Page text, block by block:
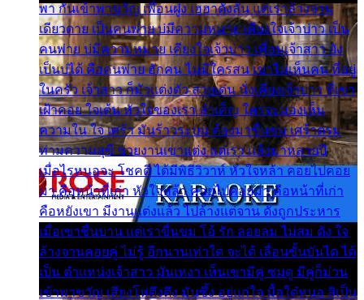
พา กันเข้าพาขวัญ เพื่อนฝูง เฮฮาดังลั่น แต่เราล้างจาน
เดียวดาย เป็นคนพ่าย บ่มีความหมาย เคียงใจเจ้าบ่าว เป็น
คนพ่าย บ่มีความหมาย เคียงใจเจ้าบ่าว เพื่อนเจ้าสาว ยัง
เป็นบ่ได้ คือคนพ่าย ฮักคน ไม่มีใครสน เขาไม่เห็นคน ที่อยู่
ในครัว เจ้าสาว ก็มัวแต่งตัว สวยเด่น นั่งเคียงเจ้าบ่าว ที่เขา
เฝ้าคอย ใจเต้น หัวใจของเรา ลำเค็ญ ใครจะมองเห็น
ความใน ใจ เศร้า มันร้าวระบม ต้องมาขื่นขม เศร้าตรม
ท่ามความสุขี ช่วยงานเขาแต่ง แต่เรา แล้งมาหลายปี
เมื่อไรหนอจะ โชคดี ได้มีพิธีวิวาห์ หัวใจหล้า คอยไปคอย
มา คือหน้าที่เก่า หัวใจหล้า คอยไปคอยมา คือหน้าที่เก่า
คือหยังเขา มีงานแต่งแล้ว ไปล้างแต่จาน ดั่งถูกประหาร
เมื่อเขาชื่นบาน แต่เราขื่นขม โอ้ รัก ลอยลม ไม่สม ดัง ใจ
ล้างจานคอยคู่ ไม่รู้ อีกนานเท่าใด จะได้ เลื่อนขั้นบันได ได้
เป็น ตำแหน่งเจ้าสาว มันเหงา เห็นเขามีคู่ ซมดู มีคู่ก็ม่วน
เข้าพาขวัญ เสียงโห่ตึงตึง มันซึ้ง อยู่แก่ใจ มื้อใด๋หนอ สิเป็น